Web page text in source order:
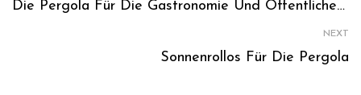
Die Pergola Für Die Gastronomie Und Öffentliche Plätze
NEXT
Sonnenrollos Für Die Pergola